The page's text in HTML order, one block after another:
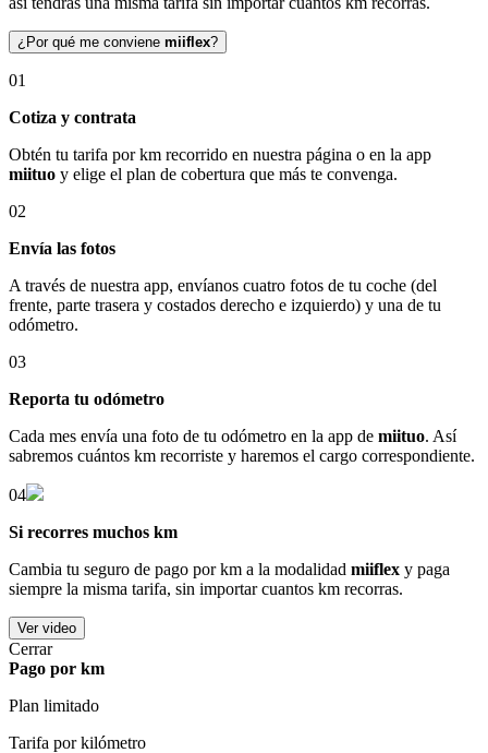
¿Por qué me conviene miiflex?
01
Cotiza y contrata
Obtén tu tarifa por km recorrido en nuestra página o en la app
miituo y elige el plan de cobertura que más te convenga.
02
Envía las fotos
A través de nuestra app, envíanos cuatro fotos de tu coche (del
frente, parte trasera y costados derecho e izquierdo) y una de tu
odómetro.
03
Reporta tu odómetro
Cada mes envía una foto de tu odómetro en la app de miituo. Así
sabremos cuántos km recorriste y haremos el cargo correspondiente.
04
Si recorres muchos km
Cambia tu seguro de pago por km a la modalidad miiflex y paga
siempre la misma tarifa, sin importar cuantos km recorras.
Ver video
Cerrar
Pago por km
Plan limitado
Tarifa por kilómetro